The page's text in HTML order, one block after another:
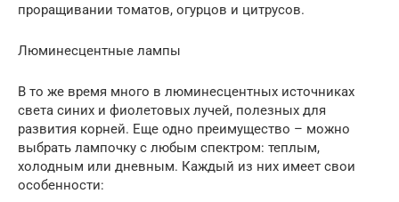
проращивании томатов, огурцов и цитрусов.
Люминесцентные лампы
В то же время много в люминесцентных источниках
света синих и фиолетовых лучей, полезных для
развития корней. Еще одно преимущество – можно
выбрать лампочку с любым спектром: теплым,
холодным или дневным. Каждый из них имеет свои
особенности: